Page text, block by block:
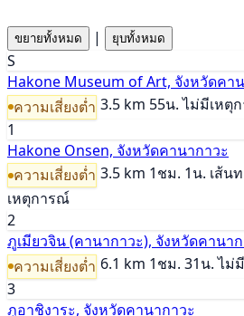
ขยายทั้งหมด | ยุบทั้งหมด
S
Hakone Museum of Art, จังหวัดคา
ความเสี่ยงต่ำ 3.5 km 55น. ไม่มีเหตุ
1
Hakone Onsen, จังหวัดคานากาวะ
ความเสี่ยงต่ำ 3.5 km 1ชม. 1น. เส้น
เหตุการณ์
2
ภูเมียวจิน (คานากาวะ), จังหวัดคานา
ความเสี่ยงต่ำ 6.1 km 1ชม. 31น. ไม่
3
ภูอาชิงาระ, จังหวัดคานากาวะ